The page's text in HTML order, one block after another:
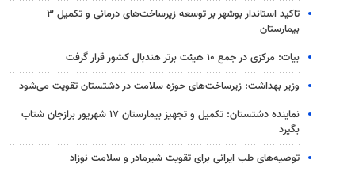
تاکید استاندار بوشهر بر توسعه زیرساخت‌های درمانی و تکمیل ۳
بیمارستان
بیات: مرکزی در جمع ۱۰ هیئت برتر هندبال کشور قرار گرفت
وزیر بهداشت: زیرساخت‌های حوزه سلامت در دشتستان تقویت می‌شود
نماینده دشتستان: تکمیل و تجهیز بیمارستان ۱۷ شهریور برازجان شتاب
بگیرد
توصیه‌های طب ایرانی برای تقویت شیرمادر و سلامت نوزاد